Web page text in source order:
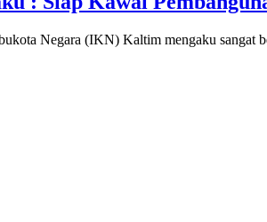
Negara (IKN) Kaltim mengaku